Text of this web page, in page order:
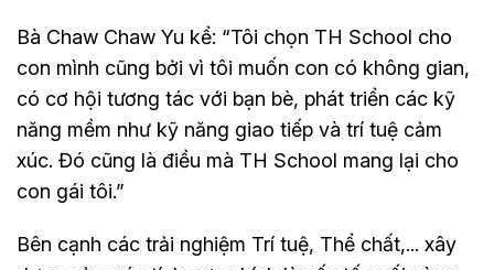
Bà Chaw Chaw Yu kể: “Tôi chọn TH School cho
con mình cũng bởi vì tôi muốn con có không gian,
có cơ hội tương tác với bạn bè, phát triển các kỹ
năng mềm như kỹ năng giao tiếp và trí tuệ cảm
xúc. Đó cũng là điều mà TH School mang lại cho
con gái tôi.”
Bên cạnh các trải nghiệm Trí tuệ, Thể chất,... xây